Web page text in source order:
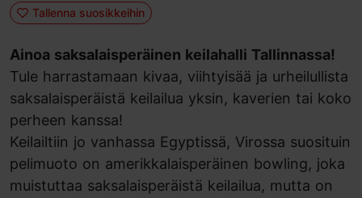
Tallenna suosikkeihin
Ainoa saksalaisperäinen keilahalli Tallinnassa!
Tule harrastamaan kivaa, viihtyisää ja urheilullista
saksalaisperäistä keilailua yksin, kaverien tai koko
perheen kanssa!
Keilailtiin jo vanhassa Egyptissä, Virossa suosituin
pelimuoto on amerikkalaisperäinen bowling, joka
muistuttaa saksalaisperäistä keilailua, mutta on